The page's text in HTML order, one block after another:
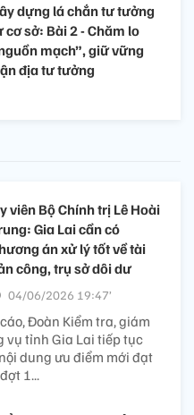
dựng lá chắn tư tưởng
cơ sở: Bài 2 - Chăm lo
mạch”, giữ vững
địa tư tưởng
viên Bộ Chính trị Lê Hoài
Gia Lai cần có
án xử lý tốt về tài
công, trụ sở dôi dư
04/06/2026 19:47’
Đoàn Kiểm tra, giám
vụ tỉnh Gia Lai tiếp tục
dung ưu điểm mới đạt
1...